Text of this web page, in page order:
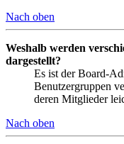
Nach oben
Weshalb werden
dargestellt?
Es ist der Board-
Benutzergruppen
deren Mitglieder
Nach oben